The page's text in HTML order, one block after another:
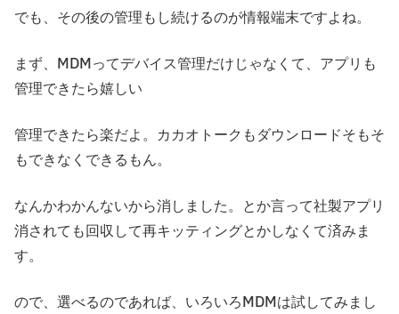
でも、その後の管理もし続けるのが情報端末ですよね。
まず、MDMってデバイス管理だけじゃなくて、アプリも
管理できたら嬉しい
管理できたら楽だよ。カカオトークもダウンロードそもそ
もできなくできるもん。
なんかわかんないから消しました。とか言って社製アプリ
消されても回収して再キッティングとかしなくて済みま
す。
ので、選べるのであれば、いろいろMDMは試してみまし